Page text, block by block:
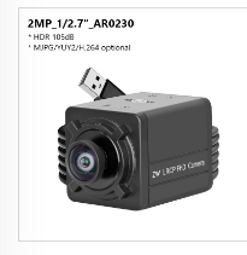
1/2, reconocimiento de
archivos de imagen